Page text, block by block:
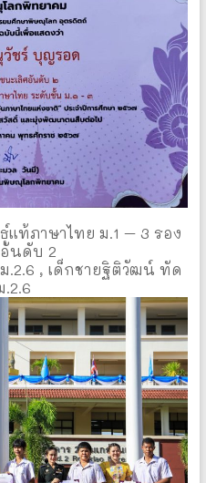
ท้ภาษาไทย ม.1 – 3 รอง
นดับ 2
, เด็กชายฐิติวัฒน์ ทัด